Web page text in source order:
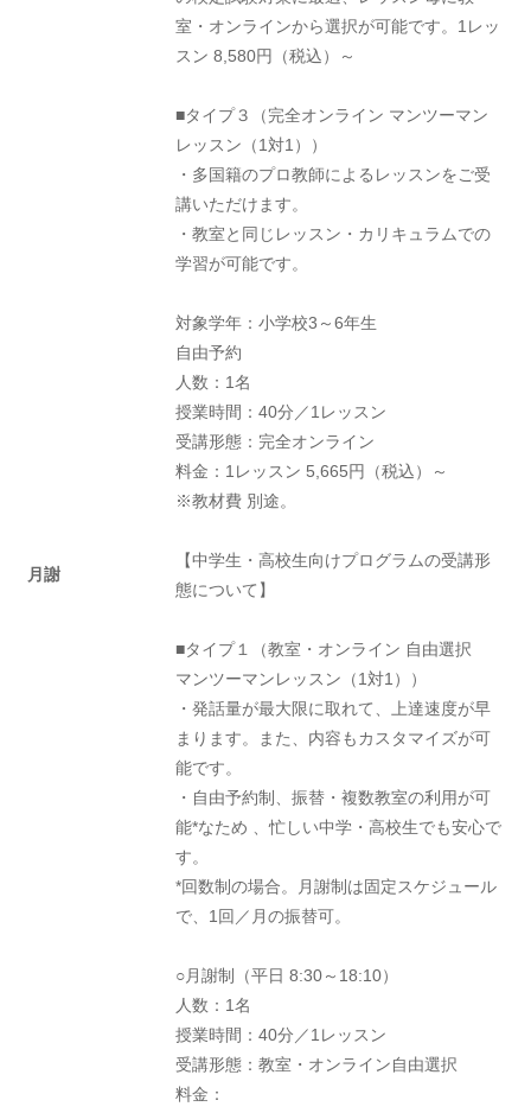
月謝
室・オンラインから選択が可能です。1レッ
スン 8,580円（税込）～
■タイプ３（完全オンライン マンツーマン
レッスン（1対1））
・多国籍のプロ教師によるレッスンをご受
講いただけます。
・教室と同じレッスン・カリキュラムでの
学習が可能です。
対象学年：小学校3～6年生
自由予約
人数：1名
授業時間：40分／1レッスン
受講形態：完全オンライン
料金：1レッスン 5,665円（税込）～
※教材費 別途。
【中学生・高校生向けプログラムの受講形
態について】
■タイプ１（教室・オンライン 自由選択
マンツーマンレッスン（1対1））
・発話量が最大限に取れて、上達速度が早
まります。また、内容もカスタマイズが可
能です。
・自由予約制、振替・複数教室の利用が可
能*なため 、忙しい中学・高校生でも安心で
す。
*回数制の場合。月謝制は固定スケジュール
で、1回／月の振替可。
○月謝制（平日 8:30～18:10）
人数：1名
授業時間：40分／1レッスン
受講形態：教室・オンライン自由選択
料金：